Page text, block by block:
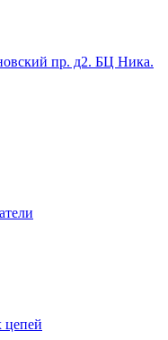
пр. д2. БЦ Ника.
цeпeй